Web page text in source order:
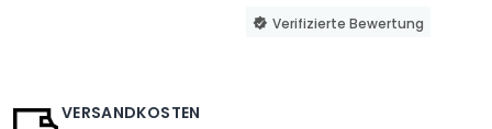
Verifizierte Bewertung
VERSANDKOSTEN